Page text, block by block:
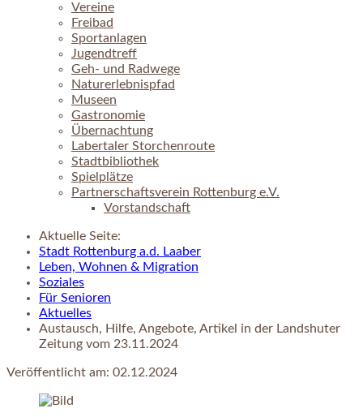
Vereine
Freibad
Sportanlagen
Jugendtreff
Geh- und Radwege
Naturerlebnispfad
Museen
Gastronomie
Übernachtung
Labertaler Storchenroute
Stadtbibliothek
Spielplätze
Partnerschaftsverein Rottenburg e.V.
Vorstandschaft
Aktuelle Seite:
Stadt Rottenburg a.d. Laaber
Leben, Wohnen & Migration
Soziales
Für Senioren
Aktuelles
Austausch, Hilfe, Angebote, Artikel in der Landshuter
Zeitung vom 23.11.2024
Veröffentlicht am: 02.12.2024